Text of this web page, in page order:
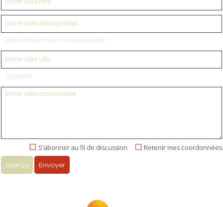
Votre adresse email ne sera pas publiée
Optionnel
Retenir mes coordonnées
S'abonner au fil de discussion